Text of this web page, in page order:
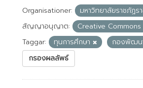
Organisationer:
มหาวิทยาลัยราชภัฏร
สัญญาอนุญาต:
Creative
Taggar:
ทุนการศึกษา
กองพัฒน
กรองผลลัพธ์